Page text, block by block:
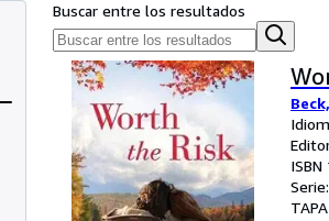
Buscar entre los resultados
Serie: